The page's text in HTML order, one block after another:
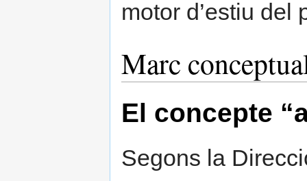
motor d’estiu del
Marc
El concepte
Segons la